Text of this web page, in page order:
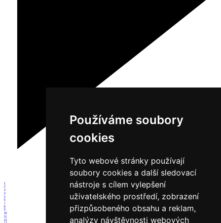
Používáme soubory
cookies
Tyto webové stránky používají
soubory cookies a další sledovací
nástroje s cílem vylepšení
uživatelského prostředí, zobrazení
přizpůsobeného obsahu a reklam,
analýzy návštěvnosti webových
1
2
3
4
5
6
7
8
9
10
11
12